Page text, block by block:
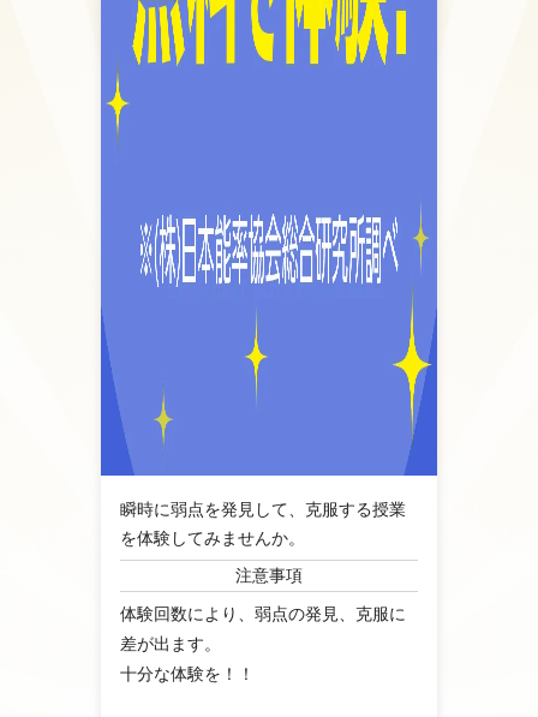
み！！〇
① つまづきを発見し解消しなが
ら、繰り返し徹底的にできるまで学
② 生徒個別に学習プログラムを作
成 学習状況で随時・修正変更
③ 学習の専任コーチが生徒の学習
の状況、進捗、つまづきをチェック
④ 学校授業のヒアリングの実施、
〇門司学園適性検査対策」
に強い！！ ２５年の実績
瞬時に弱点を発見して、克服する授業
を体験してみませんか。
注意事項
体験回数により、弱点の発見、克服に
差が出ます。
十分な体験を！！